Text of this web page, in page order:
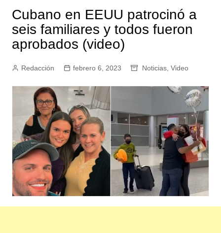
Cubano en EEUU patrocinó a
seis familiares y todos fueron
aprobados (video)
Redacción febrero 6, 2023 Noticias, Video